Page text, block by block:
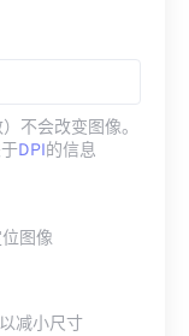
不会改变图像。
DPI的信息
图像
减小尺寸